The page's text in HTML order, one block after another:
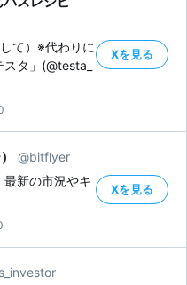
て）※代わりに
タ」(@testa_
Xを見る
@bitflyer
新の市況やキ
Xを見る